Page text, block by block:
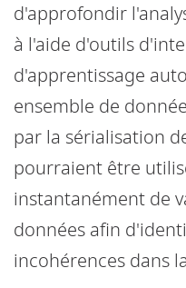
d'approfondir
à l'aide d'outils
d'apprentissage
ensemble de
par la sérialisation
pourraient être
instantanément de
données afin
incohérences dans